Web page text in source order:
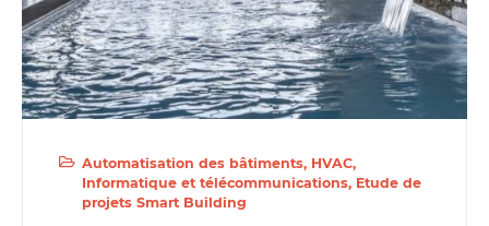
Automatisation des bâtiments HVAC
Informatique et télécommunications Etude de
projets Smart Building